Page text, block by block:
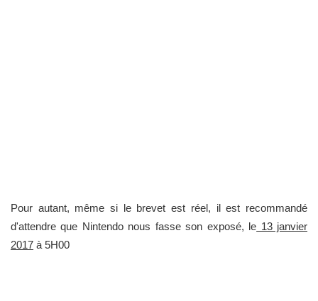
Pour autant, même si le brevet est réel, il est recommandé
d'attendre que Nintendo nous fasse son exposé, le 13 janvier
2017 à 5H00